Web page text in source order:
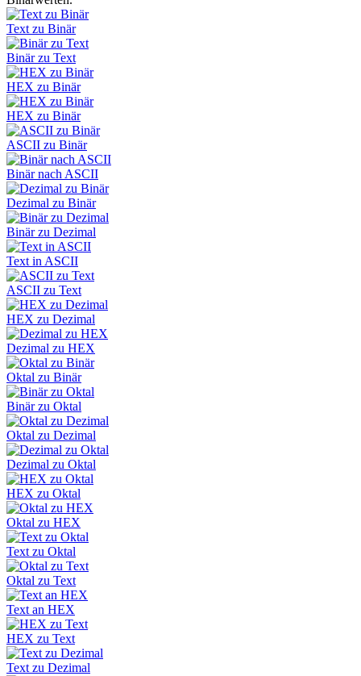
Text zu Binär
Binär zu Text
HEX zu Binär
HEX zu Binär
ASCII zu Binär
Binär nach ASCII
Dezimal zu Binär
Binär zu Dezimal
Text in ASCII
ASCII zu Text
HEX zu Dezimal
Dezimal zu HEX
Oktal zu Binär
Binär zu Oktal
Oktal zu Dezimal
Dezimal zu Oktal
HEX zu Oktal
Oktal zu HEX
Text zu Oktal
Oktal zu Text
Text an HEX
HEX zu Text
Text zu Dezimal